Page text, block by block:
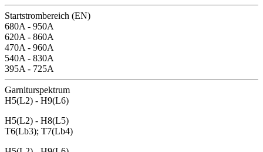
Startstrombereich (EN)
680A - 950A
620A - 860A
470A - 960A
540A - 830A
395A - 725A
Garniturspektrum
H5(L2) - H9(L6)
H5(L2) - H8(L5)
T6(Lb3); T7(Lb4)